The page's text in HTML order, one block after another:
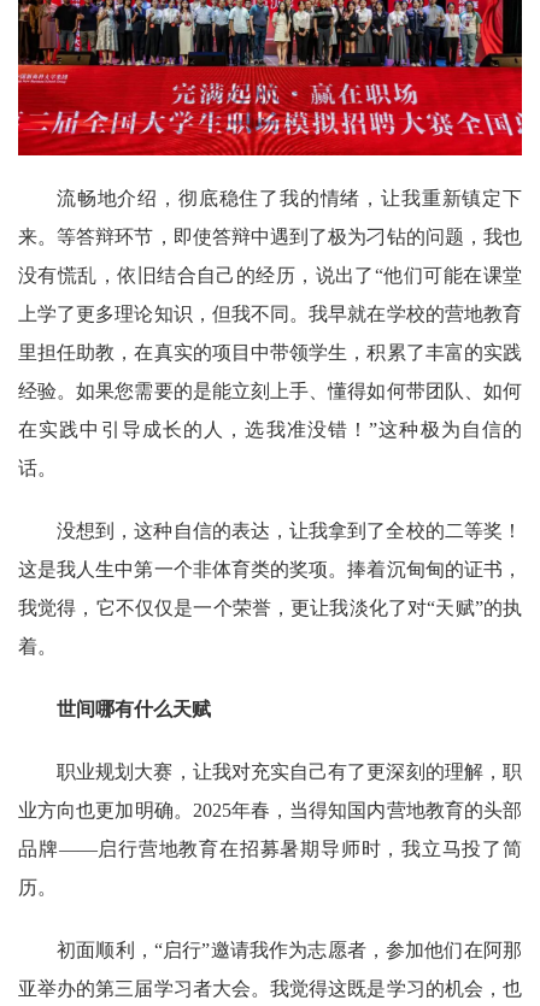
流畅地介绍，彻底稳住了我的情绪，让我重新镇定下
来。等答辩环节，即使答辩中遇到了极为刁钻的问题，我也
没有慌乱，依旧结合自己的经历，说出了“他们可能在课堂
上学了更多理论知识，但我不同。我早就在学校的营地教育
里担任助教，在真实的项目中带领学生，积累了丰富的实践
经验。如果您需要的是能立刻上手、懂得如何带团队、如何
在实践中引导成长的人，选我准没错！”这种极为自信的
话。
没想到，这种自信的表达，让我拿到了全校的二等奖！
这是我人生中第一个非体育类的奖项。捧着沉甸甸的证书，
我觉得，它不仅仅是一个荣誉，更让我淡化了对“天赋”的执
着。
世间哪有什么天赋
职业规划大赛，让我对充实自己有了更深刻的理解，职
业方向也更加明确。2025年春，当得知国内营地教育的头部
品牌——启行营地教育在招募暑期导师时，我立马投了简
历。
初面顺利，“启行”邀请我作为志愿者，参加他们在阿那
亚举办的第三届学习者大会。我觉得这既是学习的机会，也